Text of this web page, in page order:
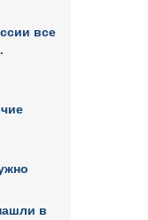
все
в